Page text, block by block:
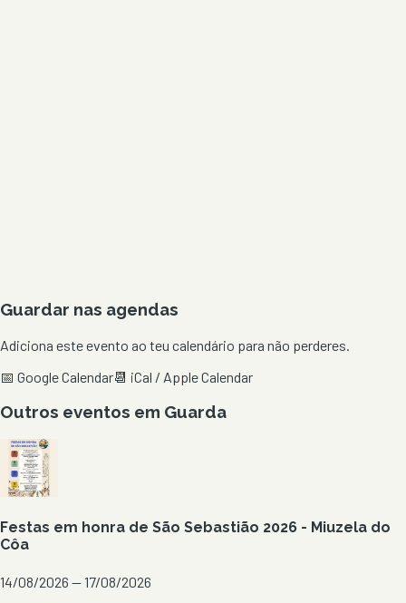
Guardar nas agendas
Adiciona este evento ao teu calendário para não perderes.
📅 Google Calendar📆 iCal / Apple Calendar
Outros eventos em Guarda
Festas em honra de São Sebastião 2026 - Miuzela do
Côa
14/08/2026 — 17/08/2026